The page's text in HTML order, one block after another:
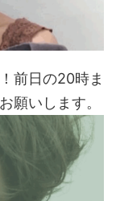
前日の20時ま
願いします。